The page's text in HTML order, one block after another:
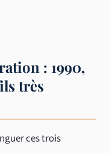
: 1990,
très
ces trois